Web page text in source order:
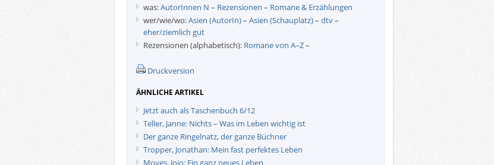
was:AutorInnen N – Rezensionen – Romane & Erzählungen
wer/wie/wo:Asien (AutorIn)– Asien (Schauplatz)– dtv–
eher/ziemlich gut
Rezensionen (alphabetisch): Romane von A–Z–
Druckversion
ÄHNLICHE ARTIKEL
Jetzt auch als Taschenbuch 6/12
Teller, Janne: Nichts – Was im Leben wichtig ist
Der ganze Ringelnatz, der ganze Büchner
Tropper, Jonathan: Mein fast perfektes Leben
Moyes, Jojo: Ein ganz neues Leben